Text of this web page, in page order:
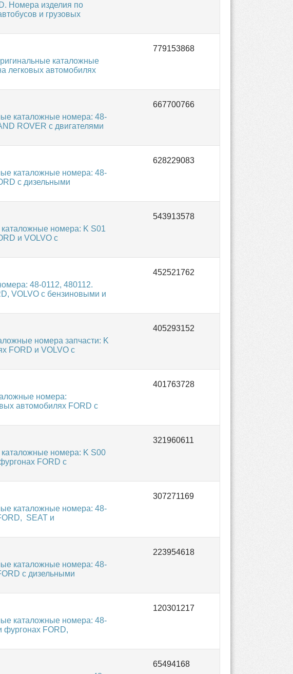
Номера изделия по
и грузовых
каталожные
легковых автомобилях
каталожные номера: 48-
ROVER с двигателями
каталожные номера: 48-
с дизельными
номера: K S01
и VOLVO с
48-0112, 480112.
VOLVO с бензиновыми и
номера запчасти: K
FORD и VOLVO с
номера:
автомобилях FORD с
номера: K S00
FORD с
каталожные номера: 48-
SEAT и
каталожные номера: 48-
с дизельными
каталожные номера: 48-
фургонах FORD,